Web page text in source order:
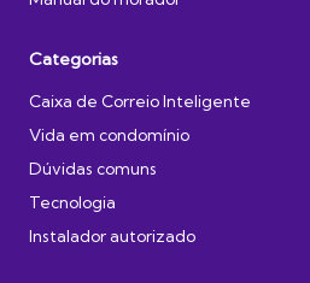
Categorias
Caixa de Correio Inteligente
Vida em condomínio
Dúvidas comuns
Tecnologia
Instalador autorizado